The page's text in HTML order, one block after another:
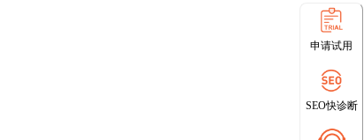
申请试用
SEO快诊断